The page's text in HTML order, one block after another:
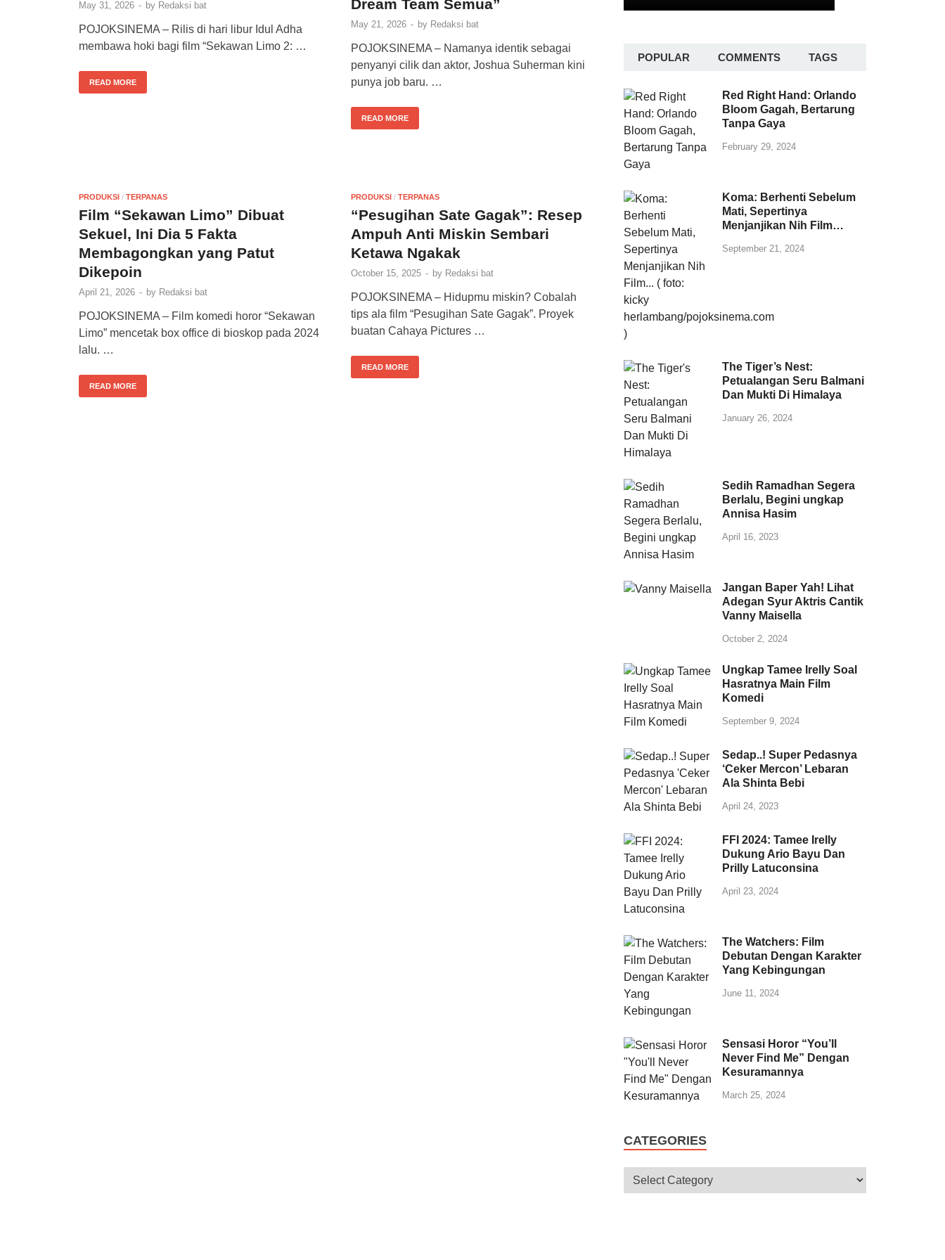
May 31, 2026 - by Redaksi bat
POJOKSINEMA – Rilis di hari libur Idul Adha
membawa hoki bagi film “Sekawan Limo 2: …
READ MORE
Dream Team Semua”
May 21, 2026 - by Redaksi bat
POJOKSINEMA – Namanya identik sebagai
penyanyi cilik dan aktor, Joshua Suherman kini
punya job baru. …
READ MORE
PRODUKSI / TERPANAS
Film “Sekawan Limo” Dibuat
Sekuel, Ini Dia 5 Fakta
Membagongkan yang Patut
Dikepoin
April 21, 2026 - by Redaksi bat
POJOKSINEMA – Film komedi horor “Sekawan
Limo” mencetak box office di bioskop pada 2024
lalu. …
READ MORE
PRODUKSI / TERPANAS
“Pesugihan Sate Gagak”: Resep
Ampuh Anti Miskin Sembari
Ketawa Ngakak
October 15, 2025 - by Redaksi bat
POJOKSINEMA – Hidupmu miskin? Cobalah
tips ala film “Pesugihan Sate Gagak”. Proyek
buatan Cahaya Pictures …
READ MORE
POPULAR COMMENTS TAGS
Red Right Hand: Orlando
Bloom Gagah, Bertarung
Tanpa Gaya
February 29, 2024
Koma: Berhenti Sebelum
Mati, Sepertinya
Menjanjikan Nih Film…
September 21, 2024
The Tiger’s Nest:
Petualangan Seru Balmani
Dan Mukti Di Himalaya
January 26, 2024
Sedih Ramadhan Segera
Berlalu, Begini ungkap
Annisa Hasim
April 16, 2023
Jangan Baper Yah! Lihat
Adegan Syur Aktris Cantik
Vanny Maisella
October 2, 2024
Ungkap Tamee Irelly Soal
Hasratnya Main Film
Komedi
September 9, 2024
Sedap..! Super Pedasnya
‘Ceker Mercon’ Lebaran
Ala Shinta Bebi
April 24, 2023
FFI 2024: Tamee Irelly
Dukung Ario Bayu Dan
Prilly Latuconsina
April 23, 2024
The Watchers: Film
Debutan Dengan Karakter
Yang Kebingungan
June 11, 2024
Sensasi Horor “You’ll
Never Find Me” Dengan
Kesuramannya
March 25, 2024
CATEGORIES